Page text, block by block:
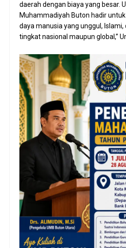
daerah dengan biaya yang besar.
Muhammadiyah Buton hadir
daya manusia yang unggul,
tingkat nasional maupun global,”